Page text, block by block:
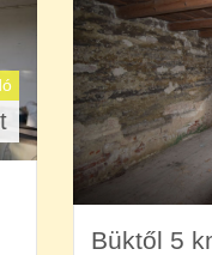
Büktől 5